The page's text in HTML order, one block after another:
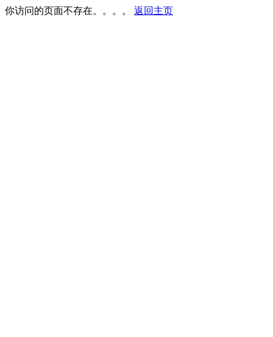
你访问的页面不存在。。。。 返回主页